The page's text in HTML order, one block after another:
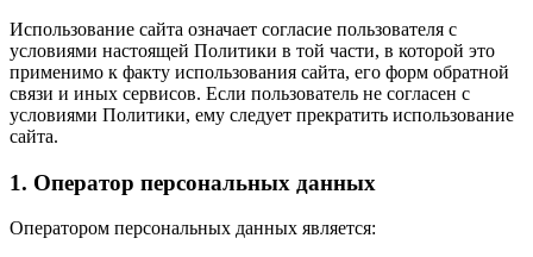
Использование сайта означает согласие пользователя с
условиями настоящей Политики в той части, в которой это
применимо к факту использования сайта, его форм обратной
связи и иных сервисов. Если пользователь не согласен с
условиями Политики, ему следует прекратить использование
сайта.
1. Оператор персональных данных
Оператором персональных данных является: